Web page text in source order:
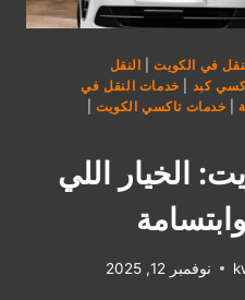
في الكويت| النقل
كبد
خدمات النقل في
خدمات تاكسي الكويت
الخيار اللي
نوفمبر 12, 2025